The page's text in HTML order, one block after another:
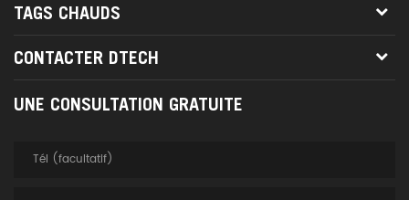
TAGS CHAUDS
CONTACTER DTECH
UNE CONSULTATION GRATUITE